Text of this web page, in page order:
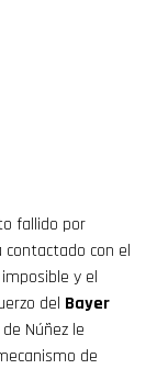
fallido por
contactado con el
y el
del Bayer
Núñez le
de